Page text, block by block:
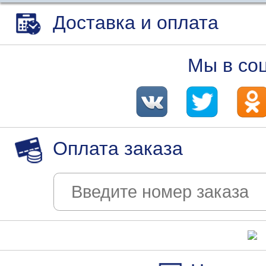
Доставка и оплата
Мы в
Оплата заказа